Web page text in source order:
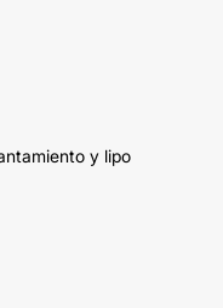
y lipo